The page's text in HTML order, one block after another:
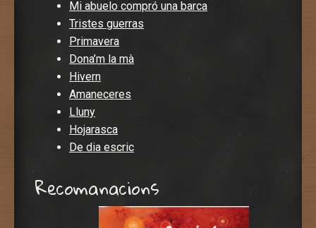
Mi abuelo compró una barca
Tristes guerras
Primavera
Dona’m la mà
Hivern
Amaneceres
Lluny
Hojarasca
De dia escric
Recomanacions